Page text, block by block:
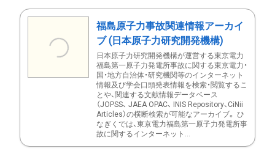
福島原子力事故関連情報アーカイ
ブ (日本原子力研究開発機構)
日本原子力研究開発機構が運営する東京電力
福島第一原子力発電所事故に関する東京電力・
国・地方自治体・研究機関等のインターネット
情報及び学会口頭発表情報を検索・閲覧するこ
とや、関連する文献情報データベース
（JOPSS、 JAEA OPAC、 INIS Repository、CiNii
Articles）の横断検索が可能なアーカイブ。 ひ
なぎくでは、東京電力福島第一原子力発電所事
故に関するインターネット...